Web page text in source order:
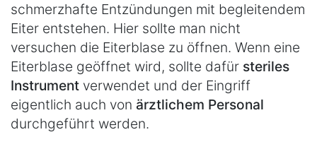
schmerzhafte Entzündungen mit begleitendem
Eiter entstehen. Hier sollte man nicht
versuchen die Eiterblase zu öffnen. Wenn eine
Eiterblase geöffnet wird, sollte dafür steriles
Instrument verwendet und der Eingriff
eigentlich auch von ärztlichem Personal
durchgeführt werden.